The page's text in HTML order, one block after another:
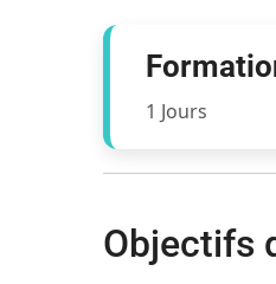
1 Jours
Objectifs